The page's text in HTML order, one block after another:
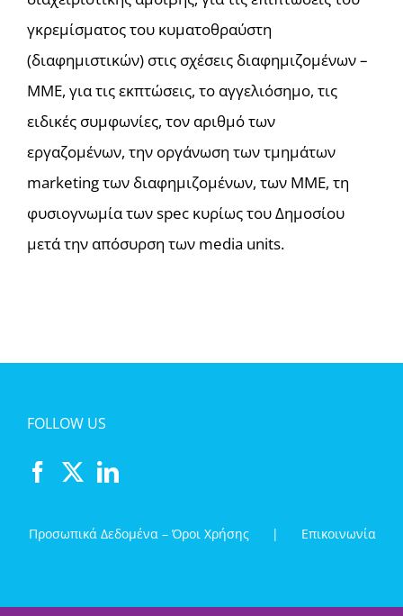
γκρεμίσματος του κυματοθραύστη
(διαφημιστικών) στις σχέσεις διαφημιζομένων –
ΜΜΕ, για τις εκπτώσεις, το αγγελιόσημο, τις
ειδικές συμφωνίες, τον αριθμό των
εργαζομένων, την οργάνωση των τμημάτων
marketing των διαφημιζομένων, των ΜΜΕ, τη
φυσιογνωμία των spec κυρίως του Δημοσίου
μετά την απόσυρση των media units.
FOLLOW US
Προσωπικά Δεδομένα – Όροι Χρήσης Επικοινωνία